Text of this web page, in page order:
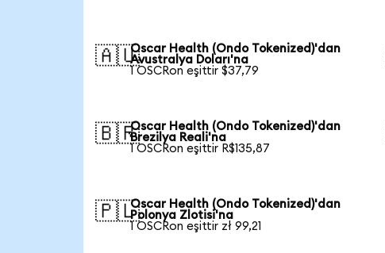
🇦🇺Oscar Health (Ondo Tokenized)'dan
Avustralya Doları'na
1 OSCRon eşittir $37,79
🇧🇷Oscar Health (Ondo Tokenized)'dan
Brezilya Reali'na
1 OSCRon eşittir R$135,87
🇵🇱Oscar Health (Ondo Tokenized)'dan
Polonya Zlotisi'na
1 OSCRon eşittir zł 99,21